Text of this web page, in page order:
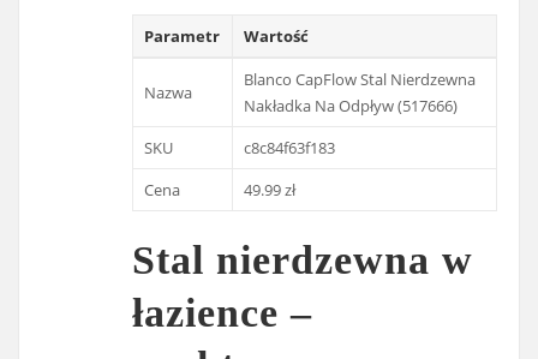
Parametr Wartość
Nazwa
Blanco CapFlow Stal Nierdzewna
Nakładka Na Odpływ (517666)
SKU
c8c84f63f183
Cena
49.99 zł
Stal nierdzewna w
łazience –